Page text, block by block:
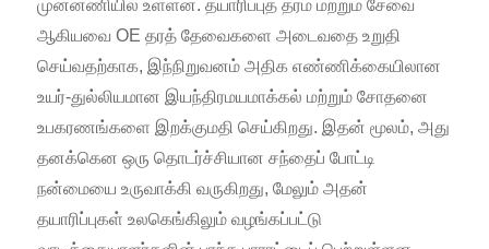
முன்னணியில் உள்ளன. தயாரிப்புத் தரம் மற்றும் சேவை
ஆகியவை OE தரத் தேவைகளை அடைவதை உறுதி
செய்வதற்காக, இந்நிறுவனம் அதிக எண்ணிக்கையிலான
உயர்-துல்லியமான இயந்திரமயமாக்கல் மற்றும் சோதனை
உபகரணங்களை இறக்குமதி செய்கிறது. இதன் மூலம், அது
தனக்கென ஒரு தொடர்ச்சியான சந்தைப் போட்டி
நன்மையை உருவாக்கி வருகிறது, மேலும் அதன்
தயாரிப்புகள் உலகெங்கிலும் வழங்கப்பட்டு